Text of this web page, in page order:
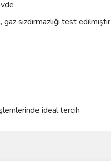
sızdırmazlığı test edilmiştir
ideal tercih